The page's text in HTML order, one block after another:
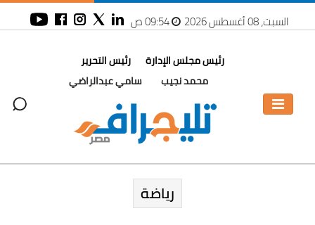
السبت، 08 أغسطس 2026 09:54 ص
رئيس مجلس الإدارة
محمد نجيب
رئيس التحرير
سامي عبدالراضي
رياضة